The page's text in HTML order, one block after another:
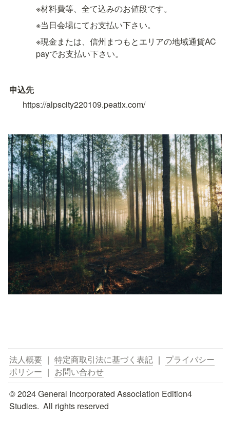
※材料費等、全て込みのお値段です。
※当日会場にてお支払い下さい。
※現金または、信州まつもとエリアの地域通貨AC
payでお支払い下さい。
申込先
https://alpscity220109.peatix.com/
法人概要 ｜ 特定商取引法に基づく表記 ｜ プライバシー
ポリシー ｜ お問い合わせ
© 2024 General Incorporated Association Edition4
Studies.  All rights reserved